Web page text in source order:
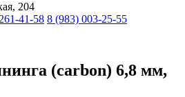
204
41-58 8 (983) 003-25-55
(carbon) 6,8 мм,